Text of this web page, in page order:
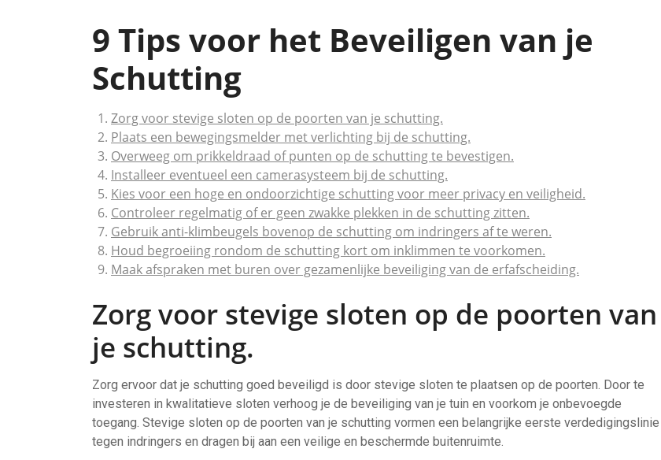
9 Tips voor het Beveiligen van je
Schutting
Zorg voor stevige sloten op de poorten van je schutting.
Plaats een bewegingsmelder met verlichting bij de schutting.
Overweeg om prikkeldraad of punten op de schutting te bevestigen.
Installeer eventueel een camerasysteem bij de schutting.
Kies voor een hoge en ondoorzichtige schutting voor meer privacy en veiligheid.
Controleer regelmatig of er geen zwakke plekken in de schutting zitten.
Gebruik anti-klimbeugels bovenop de schutting om indringers af te weren.
Houd begroeiing rondom de schutting kort om inklimmen te voorkomen.
Maak afspraken met buren over gezamenlijke beveiliging van de erfafscheiding.
Zorg voor stevige sloten op de poorten van
je schutting.
Zorg ervoor dat je schutting goed beveiligd is door stevige sloten te plaatsen op de poorten. Door te
investeren in kwalitatieve sloten verhoog je de beveiliging van je tuin en voorkom je onbevoegde
toegang. Stevige sloten op de poorten van je schutting vormen een belangrijke eerste verdedigingslinie
tegen indringers en dragen bij aan een veilige en beschermde buitenruimte.